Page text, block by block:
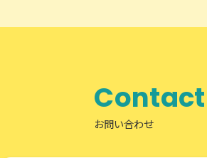
Contact
お問い合わせ